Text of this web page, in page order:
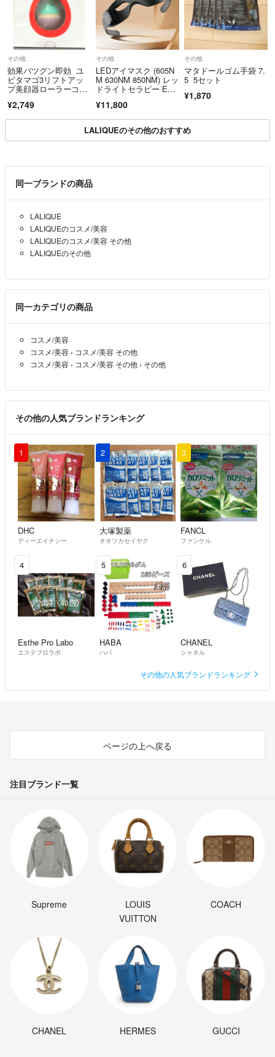
その他
効果バツグン即効 ユ
ビタマゴ3リフトアッ
プ美顔器ローラーコリ
し毛穴引き締めオイル
充電不要フェイシャル
¥2,749
その他
LEDアイマスク (605N
M 630NM 850NM) レッ
ドライトセラピー EM
¥11,800
その他
マタドールゴム手袋 7.
5 5セット
¥1,870
LALIQUEのその他のおすすめ
同一ブランドの商品
LALIQUE
LALIQUEのコスメ/美容
LALIQUEのコスメ/美容 その他
LALIQUEのその他
同一カテゴリの商品
コスメ/美容
コスメ/美容 › コスメ/美容 その他
コスメ/美容 › コスメ/美容 その他 › その他
その他の人気ブランドランキング
1
DHC
ディーエイチシー
2
大塚製薬
オオツカセイヤク
3
FANCL
ファンケル
4
Esthe Pro Labo
エステプロラボ
5
HABA
ハバ
6
CHANEL
シャネル
その他の人気ブランドランキング
ページの上へ戻る
注目ブランド一覧
Supreme
LOUIS
VUITTON
COACH
CHANEL HERMES GUCCI